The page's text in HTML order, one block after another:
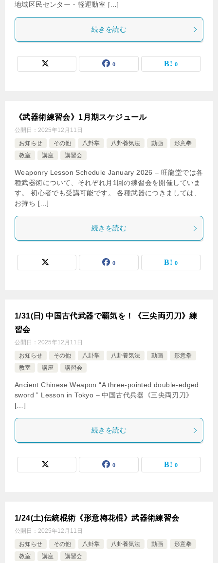
地域区民センター・軽運動室 […]
続きを読む
0 0
《武器術練習会》1月期スケジュール
公開日： 2025年12月11日
お知らせ
その他 八卦掌 八卦養気法 動画
形意拳
教室
講座 講習会
Weaponry Lesson Schedule January 2026 – 旺龍堂では各
種武器術について、それぞれ月1回の練習会を開催していま
す。 初心者でも受講可能です。 各種武器につきましては、
お持ち […]
続きを読む
0 0
1/31(日) 中国古代武器で覇気を！《三尖両刃刀》練
習会
公開日： 2025年12月11日
お知らせ
その他 八卦掌 八卦養気法 動画
形意拳
教室
講座 講習会
Ancient Chinese Weapon “A three-pointed double-edged
sword ” Lesson in Tokyo – 中国古代兵器《三尖両刃刀》
[…]
続きを読む
0 0
1/24(土)伝統棍術《形意梅花棍》武器術練習会
公開日： 2025年12月11日
お知らせ
その他 八卦掌 八卦養気法 動画
形意拳
教室
講座 講習会